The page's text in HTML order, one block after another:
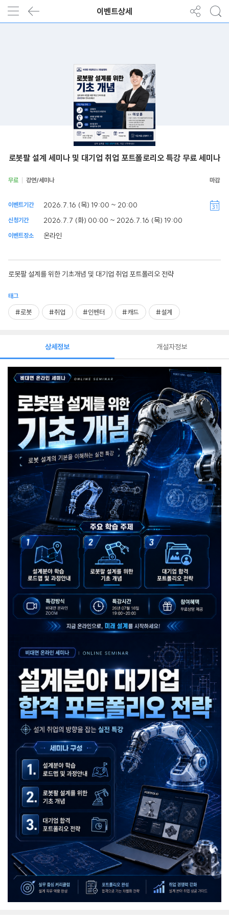
이벤트상세
로봇팔 설계 세미나 및 대기업 취업 포트폴로리오 특강 무료 세미나
무료 강연/세미나
이벤트기간 2026.7.16 (목) 19:00 ~ 20:00
신청기간 2026.7.7 (화) 00:00 ~ 2026.7.16 (목) 19:00
이벤트장소 온라인
로봇팔 설계를 위한 기초개념 및 대기업 취업 포트폴리오 전략
태그
#로봇 #취업 #인벤터 #캐드 #설계
상세정보 개설자정보